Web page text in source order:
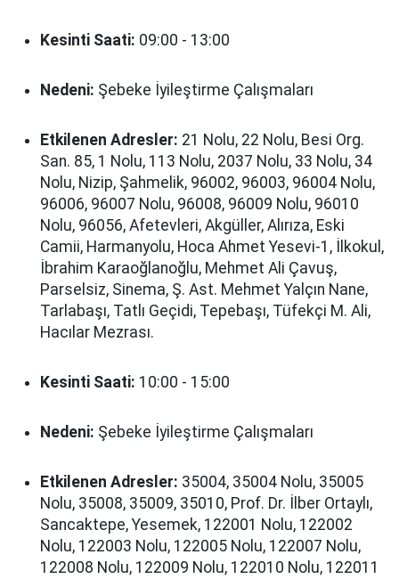
Kesinti Saati: 09:00 - 13:00
Nedeni: Şebeke İyileştirme Çalışmaları
Etkilenen Adresler: 21 Nolu, 22 Nolu, Besi Org.
San. 85, 1 Nolu, 113 Nolu, 2037 Nolu, 33 Nolu, 34
Nolu, Nizip, Şahmelik, 96002, 96003, 96004 Nolu,
96006, 96007 Nolu, 96008, 96009 Nolu, 96010
Nolu, 96056, Afetevleri, Akgüller, Alırıza, Eski
Camii, Harmanyolu, Hoca Ahmet Yesevi-1, İlkokul,
İbrahim Karaoğlanoğlu, Mehmet Ali Çavuş,
Parselsiz, Sinema, Ş. Ast. Mehmet Yalçın Nane,
Tarlabaşı, Tatlı Geçidi, Tepebaşı, Tüfekçi M. Ali,
Hacılar Mezrası.
Kesinti Saati: 10:00 - 15:00
Nedeni: Şebeke İyileştirme Çalışmaları
Etkilenen Adresler: 35004, 35004 Nolu, 35005
Nolu, 35008, 35009, 35010, Prof. Dr. İlber Ortaylı,
Sancaktepe, Yesemek, 122001 Nolu, 122002
Nolu, 122003 Nolu, 122005 Nolu, 122007 Nolu,
122008 Nolu, 122009 Nolu, 122010 Nolu, 122011